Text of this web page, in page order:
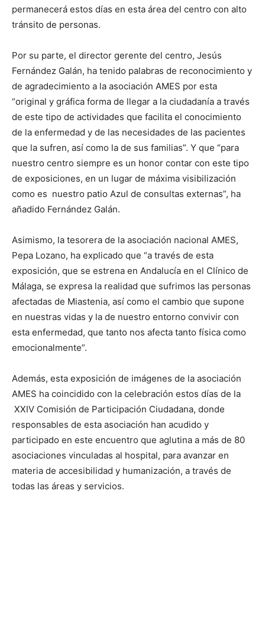
permanecerá estos días en esta área del centro con alto
tránsito de personas.
Por su parte, el director gerente del centro, Jesús
Fernández Galán, ha tenido palabras de reconocimiento y
de agradecimiento a la asociación AMES por esta
“original y gráfica forma de llegar a la ciudadanía a través
de este tipo de actividades que facilita el conocimiento
de la enfermedad y de las necesidades de las pacientes
que la sufren, así como la de sus familias”. Y que “para
nuestro centro siempre es un honor contar con este tipo
de exposiciones, en un lugar de máxima visibilización
como es nuestro patio Azul de consultas externas”, ha
añadido Fernández Galán.
Asimismo, la tesorera de la asociación nacional AMES,
Pepa Lozano, ha explicado que “a través de esta
exposición, que se estrena en Andalucía en el Clínico de
Málaga, se expresa la realidad que sufrimos las personas
afectadas de Miastenia, así como el cambio que supone
en nuestras vidas y la de nuestro entorno convivir con
esta enfermedad, que tanto nos afecta tanto física como
emocionalmente”.
Además, esta exposición de imágenes de la asociación
AMES ha coincidido con la celebración estos días de la
XXIV Comisión de Participación Ciudadana, donde
responsables de esta asociación han acudido y
participado en este encuentro que aglutina a más de 80
asociaciones vinculadas al hospital, para avanzar en
materia de accesibilidad y humanización, a través de
todas las áreas y servicios.